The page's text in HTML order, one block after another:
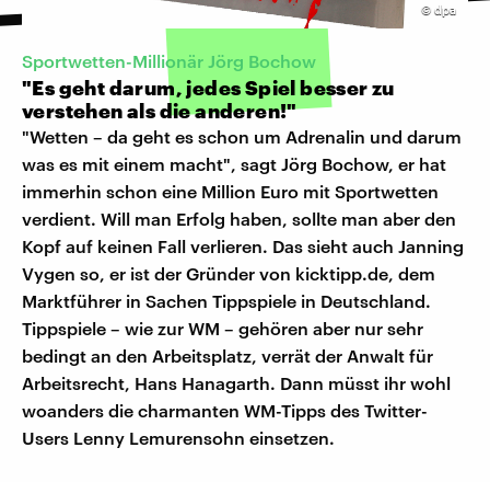
© dpa
Sportwetten-Millionär Jörg Bochow
"Es geht darum, jedes Spiel besser zu
verstehen als die anderen!"
"Wetten – da geht es schon um Adrenalin und darum
was es mit einem macht", sagt Jörg Bochow, er hat
immerhin schon eine Million Euro mit Sportwetten
verdient. Will man Erfolg haben, sollte man aber den
Kopf auf keinen Fall verlieren. Das sieht auch Janning
Vygen so, er ist der Gründer von kicktipp.de, dem
Marktführer in Sachen Tippspiele in Deutschland.
Tippspiele – wie zur WM – gehören aber nur sehr
bedingt an den Arbeitsplatz, verrät der Anwalt für
Arbeitsrecht, Hans Hanagarth. Dann müsst ihr wohl
woanders die charmanten WM-Tipps des Twitter-
Users Lenny Lemurensohn einsetzen.